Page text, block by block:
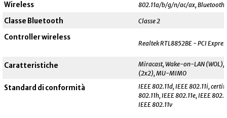
Wireless
802.11a/b/g/n/ac/ax, Bluetooth
Classe Bluetooth Classe 2
Controller wireless
Realtek RTL8852BE - PCI
Caratteristiche
Miracast, Wake-on-LAN (WOL),
(2x2), MU-MIMO
Standard di conformità
IEEE 802.11d, IEEE 802.11i,
802.11h, IEEE 802.11e, IEEE
IEEE 802.11v